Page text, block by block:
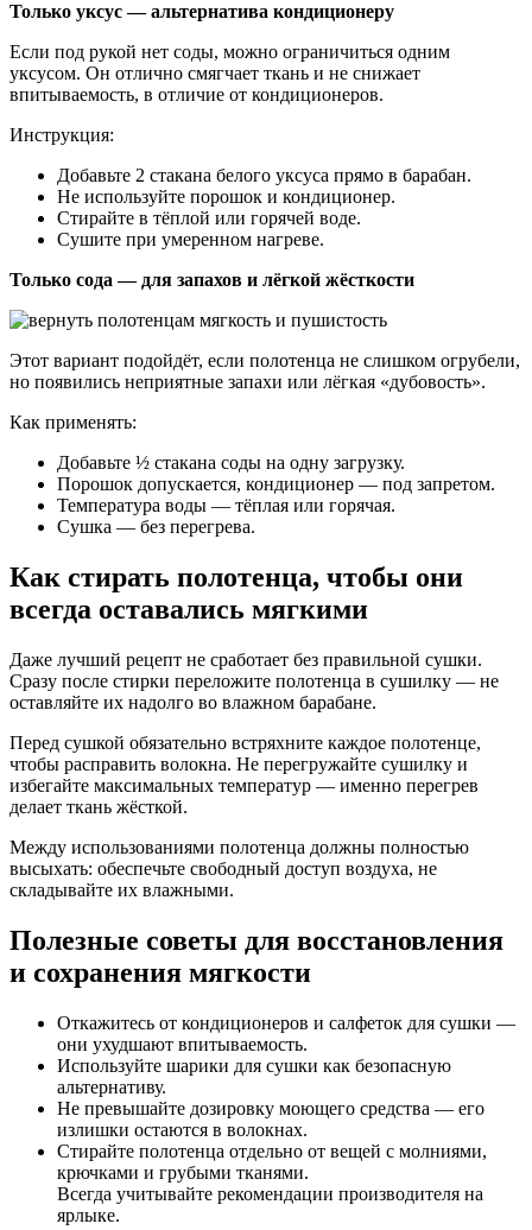
Только уксус — альтернатива кондиционеру
Если под рукой нет соды, можно ограничиться одним
уксусом. Он отлично смягчает ткань и не снижает
впитываемость, в отличие от кондиционеров.
Инструкция:
Добавьте 2 стакана белого уксуса прямо в барабан.
Не используйте порошок и кондиционер.
Стирайте в тёплой или горячей воде.
Сушите при умеренном нагреве.
Только сода — для запахов и лёгкой жёсткости
Этот вариант подойдёт, если полотенца не слишком огрубели,
но появились неприятные запахи или лёгкая «дубовость».
Как применять:
Добавьте ½ стакана соды на одну загрузку.
Порошок допускается, кондиционер — под запретом.
Температура воды — тёплая или горячая.
Сушка — без перегрева.
Как стирать полотенца, чтобы они
всегда оставались мягкими
Даже лучший рецепт не сработает без правильной сушки.
Сразу после стирки переложите полотенца в сушилку — не
оставляйте их надолго во влажном барабане.
Перед сушкой обязательно встряхните каждое полотенце,
чтобы расправить волокна. Не перегружайте сушилку и
избегайте максимальных температур — именно перегрев
делает ткань жёсткой.
Между использованиями полотенца должны полностью
высыхать: обеспечьте свободный доступ воздуха, не
складывайте их влажными.
Полезные советы для восстановления
и сохранения мягкости
Откажитесь от кондиционеров и салфеток для сушки —
они ухудшают впитываемость.
Используйте шарики для сушки как безопасную
альтернативу.
Не превышайте дозировку моющего средства — его
излишки остаются в волокнах.
Стирайте полотенца отдельно от вещей с молниями,
крючками и грубыми тканями.
Всегда учитывайте рекомендации производителя на
ярлыке.